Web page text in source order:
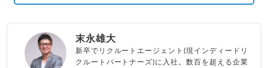
末永雄大
新卒でリクルートエージェント(現インディードリ
クルートパートナーズ)に入社。数百を超える企業